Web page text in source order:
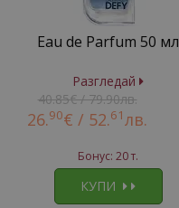
Eau de Parfum 50 мл
Разгледай
40.85€ / 79.90лв.
26.90€ / 52.61лв.
Бонус: 20 т.
КУПИ